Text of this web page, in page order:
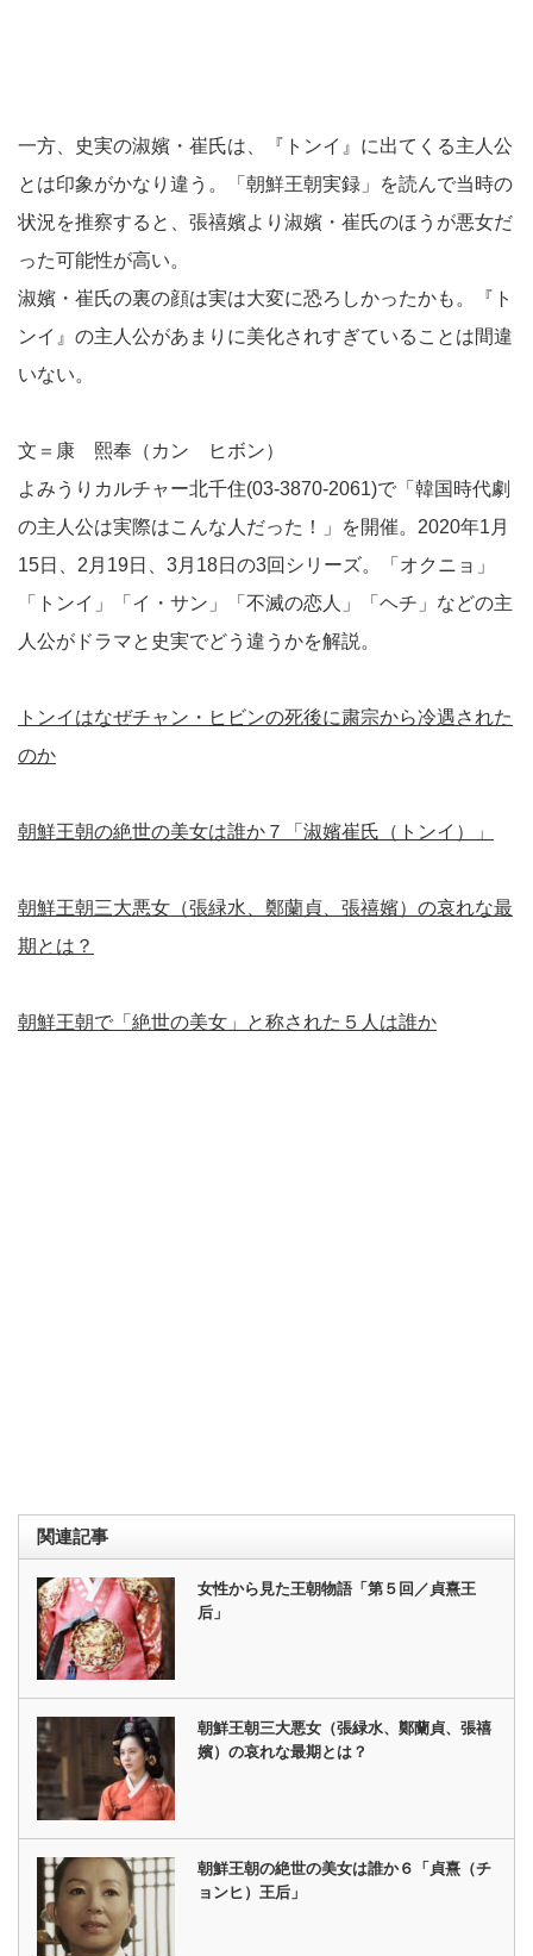
一方、史実の淑嬪・崔氏は、『トンイ』に出てくる主人公
とは印象がかなり違う。「朝鮮王朝実録」を読んで当時の
状況を推察すると、張禧嬪より淑嬪・崔氏のほうが悪女だ
った可能性が高い。
淑嬪・崔氏の裏の顔は実は大変に恐ろしかったかも。『ト
ンイ』の主人公があまりに美化されすぎていることは間違
いない。
文＝康 熙奉（カン ヒボン）
よみうりカルチャー北千住(03-3870-2061)で「韓国時代劇
の主人公は実際はこんな人だった！」を開催。2020年1月
15日、2月19日、3月18日の3回シリーズ。「オクニョ」
「トンイ」「イ・サン」「不滅の恋人」「ヘチ」などの主
人公がドラマと史実でどう違うかを解説。
トンイはなぜチャン・ヒビンの死後に粛宗から冷遇された
のか
朝鮮王朝の絶世の美女は誰か７「淑嬪崔氏（トンイ）」
朝鮮王朝三大悪女（張緑水、鄭蘭貞、張禧嬪）の哀れな最
期とは？
朝鮮王朝で「絶世の美女」と称された５人は誰か
関連記事
女性から見た王朝物語「第５回／貞熹王
后」
朝鮮王朝三大悪女（張緑水、鄭蘭貞、張禧
嬪）の哀れな最期とは？
朝鮮王朝の絶世の美女は誰か６「貞熹（チ
ョンヒ）王后」